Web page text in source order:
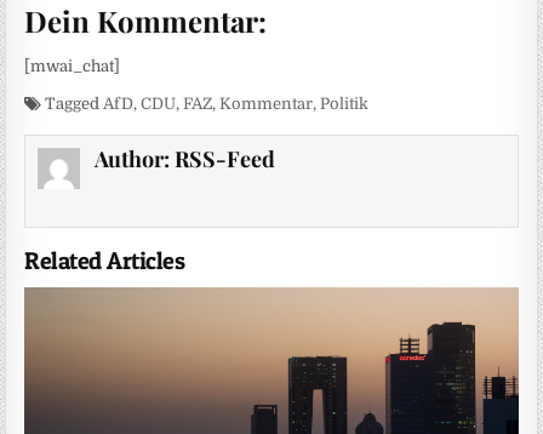
Dein Kommentar:
[mwai_chat]
Tagged AfD,CDU,FAZ,Kommentar, Politik
Author: RSS-Feed
Related Articles